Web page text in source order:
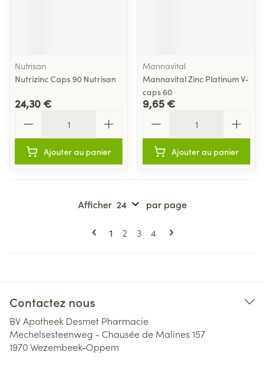
Nutrisan
Nutrizinc Caps 90 Nutrisan
24,30 €
Ajouter au panier
Mannavital
Mannavital Zinc Platinum V-
caps 60
9,65 €
Ajouter au panier
Pages
Vous lisez actuellement la page
1 Page
2 Page
3 Page
4
Afficher par page
Contactez nous
BV Apotheek Desmet Pharmacie
Mechelsesteenweg - Chausée de Malines 157
1970Wezembeek-Oppem